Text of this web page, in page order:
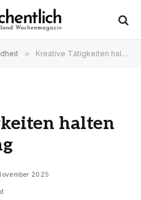
» Kreative Tätigkeiten halten das Gehirn jung
halten
2025